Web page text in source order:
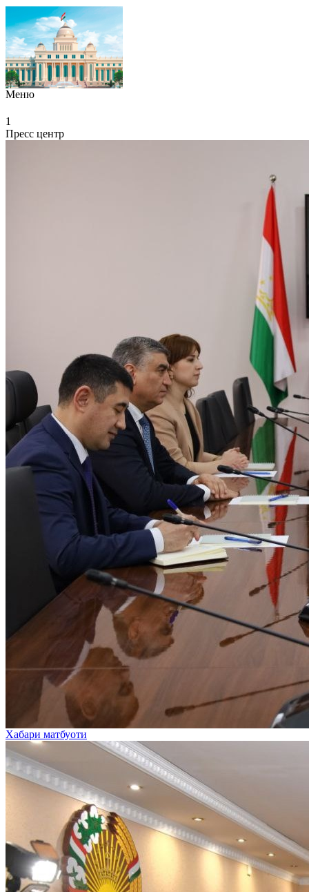
Меню
1
Пресс центр
Хабари матбуоти